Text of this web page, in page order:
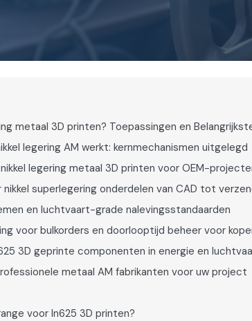
metaal 3D printen? Toepassingen en
legering AM werkt: kernmechanismen uitgelegd
legering metaal 3D printen voor OEM-
superlegering onderdelen van CAD tot
en luchtvaart-grade nalevingsstandaarden
voor bulkorders en doorlooptijd beheer voor
3D geprinte componenten in energie en
metaal AM fabrikanten voor uw project
voor In625 3D printen?